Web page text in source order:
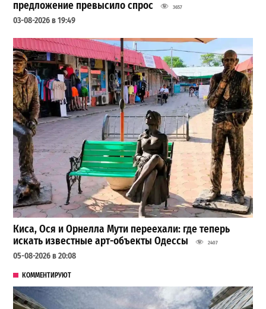
предложение превысило спрос
3657
03-08-2026 в 19:49
Киса, Ося и Орнелла Мути переехали: где теперь
искать известные арт-объекты Одессы
2407
05-08-2026 в 20:08
КОММЕНТИРУЮТ